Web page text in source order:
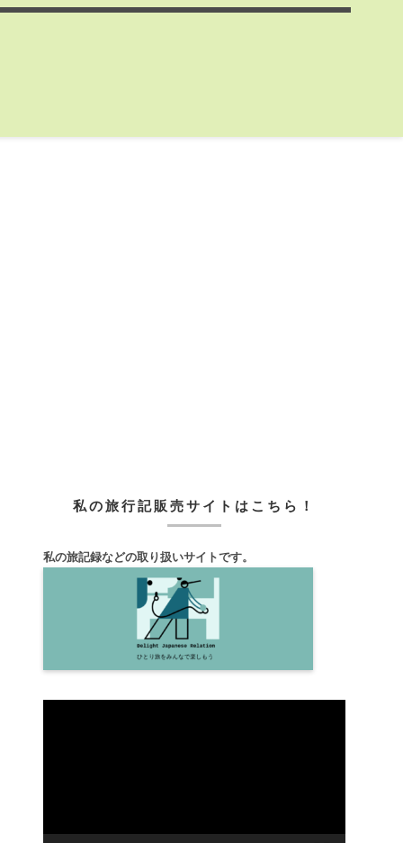
私の旅行記販売サイトはこちら！
私の旅記録などの取り扱いサイトです。